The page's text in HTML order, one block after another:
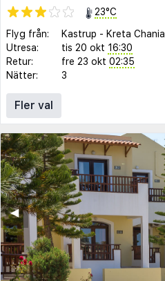
23°C
Flyg från:
Kastrup - Kreta Chania
Utresa:
tis 20 okt 16:30
Retur:
fre 23 okt 02:35
Nätter:
3
Fler val
◀︎